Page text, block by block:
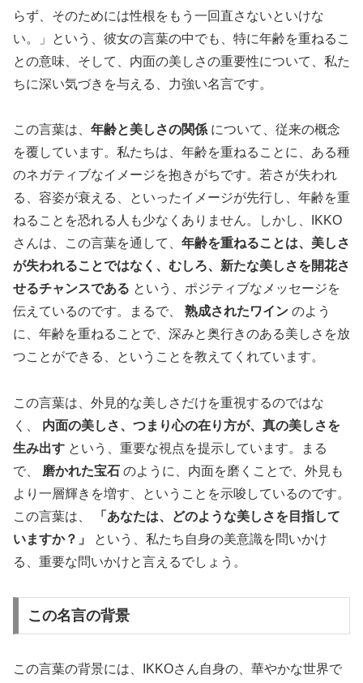
らず、そのためには性根をもう一回直さないといけな
い。」という、彼女の言葉の中でも、特に年齢を重ねるこ
との意味、そして、内面の美しさの重要性について、私た
ちに深い気づきを与える、力強い名言です。
この言葉は、 年齢と美しさの関係 について、従来の概念
を覆しています。私たちは、年齢を重ねることに、ある種
のネガティブなイメージを抱きがちです。若さが失われ
る、容姿が衰える、といったイメージが先行し、年齢を重
ねることを恐れる人も少なくありません。しかし、IKKO
さんは、この言葉を通して、 年齢を重ねることは、美しさ
が失われることではなく、むしろ、新たな美しさを開花さ
せるチャンスである という、ポジティブなメッセージを
伝えているのです。まるで、 熟成されたワイン のよう
に、年齢を重ねることで、深みと奥行きのある美しさを放
つことができる、ということを教えてくれています。
この言葉は、外見的な美しさだけを重視するのではな
く、 内面の美しさ、つまり心の在り方が、真の美しさを
生み出す という、重要な視点を提示しています。まる
で、 磨かれた宝石 のように、内面を磨くことで、外見も
より一層輝きを増す、ということを示唆しているのです。
この言葉は、
「あなたは、どのような美しさを目指して
いますか？」
という、私たち自身の美意識を問いかけ
る、重要な問いかけと言えるでしょう。
この名言の背景
この言葉の背景には、IKKOさん自身の、華やかな世界で